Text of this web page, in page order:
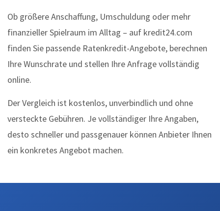
Ob größere Anschaffung, Umschuldung oder mehr
finanzieller Spielraum im Alltag – auf kredit24.com
finden Sie passende Ratenkredit-Angebote, berechnen
Ihre Wunschrate und stellen Ihre Anfrage vollständig
online.
Der Vergleich ist kostenlos, unverbindlich und ohne
versteckte Gebühren. Je vollständiger Ihre Angaben,
desto schneller und passgenauer können Anbieter Ihnen
ein konkretes Angebot machen.